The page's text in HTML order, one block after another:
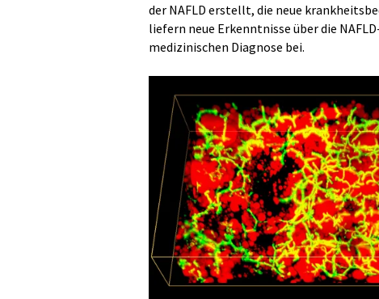
der NAFLD erstellt, die neue
liefern neue Erkenntnisse über die
medizinischen Diagnose bei.